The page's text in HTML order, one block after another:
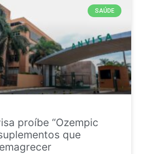
SAÚDE
proíbe “Ozempic
que